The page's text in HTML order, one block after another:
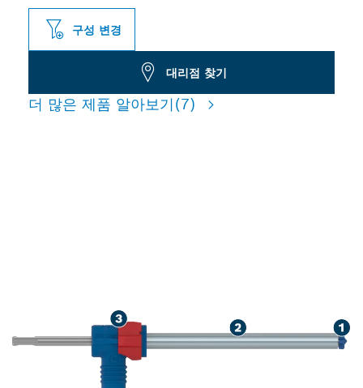
구성 변경
대리점 찾기
더 많은 제품 알아보기(7)